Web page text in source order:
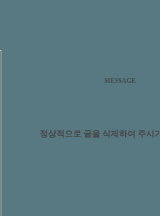
MESSAGE
정상적으로 글을 삭제하여 주시